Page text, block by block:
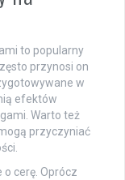
to popularny
przynosi on
w
efektów
Warto też
przyczyniać
cerę. Oprócz